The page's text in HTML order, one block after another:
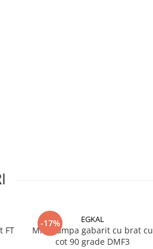
FT
-17% EGKAL
Mini Lampa gabarit cu brat cu
cot 90 grade DMF3